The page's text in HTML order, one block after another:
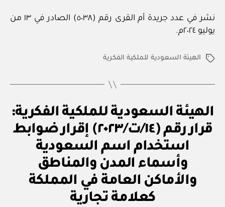
نشر في عدد جريدة أم القرى رقم (٥٠٣٨) الصادر في ١٣ من
يوليو ٢٠٢٤م.
الوسومالهيئة السعودية للملكية الفكرية
التصنيفات
الهيئة السعودية للملكية الفكرية:
قرار رقم (١٤/ت/٢٠٢٣) إقرار ضوابط
استخدام اسم السعودية
وأسماء المدن والمناطق
والأماكن العامة في المملكة
كعلامة تجارية
بو
ا
س